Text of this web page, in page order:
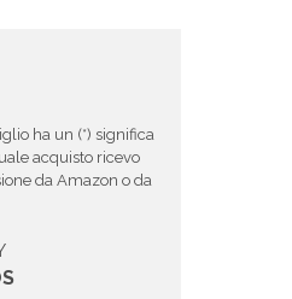
ha un (*) significa
acquisto ricevo
da Amazon o da